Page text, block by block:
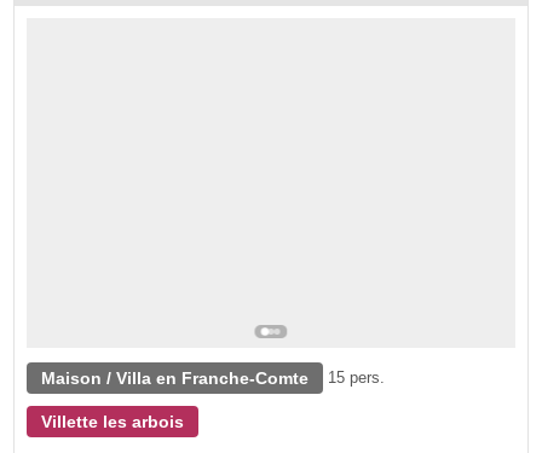
Maison / Villa en Franche-Comte 15 pers.
Villette les arbois